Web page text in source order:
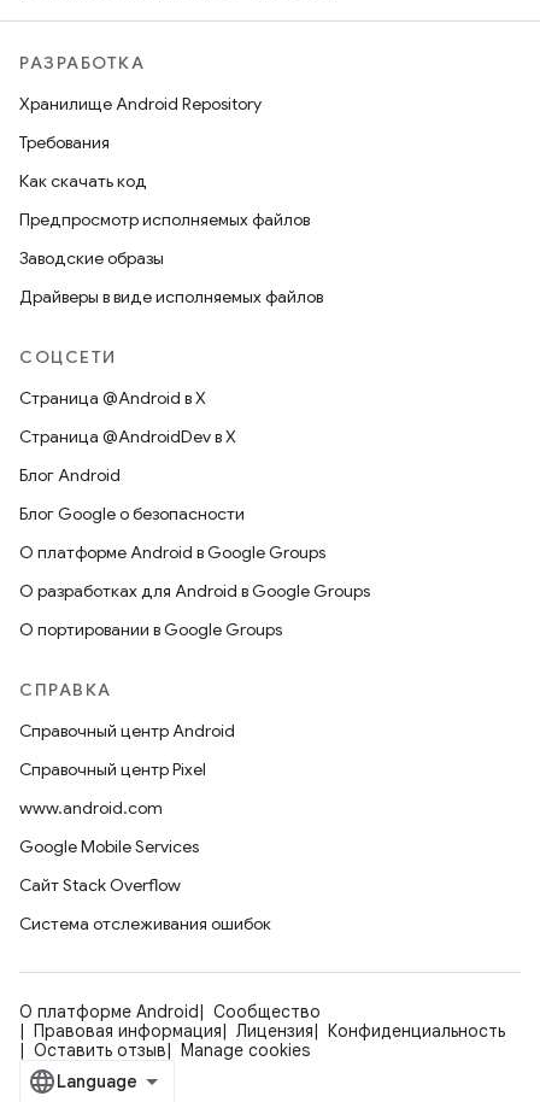
РАЗРАБОТКА
Хранилище Android Repository
Требования
Как скачать код
Предпросмотр исполняемых файлов
Заводские образы
Драйверы в виде исполняемых файлов
СОЦСЕТИ
Страница @Android в X
Страница @AndroidDev в X
Блог Android
Блог Google о безопасности
О платформе Android в Google Groups
О разработках для Android в Google Groups
О портировании в Google Groups
СПРАВКА
Справочный центр Android
Справочный центр Pixel
www.android.com
Google Mobile Services
Сайт Stack Overflow
Система отслеживания ошибок
О платформе Android
Сообщество
Правовая информация
Лицензия
Конфиденциальность
Оставить отзыв
Manage cookies